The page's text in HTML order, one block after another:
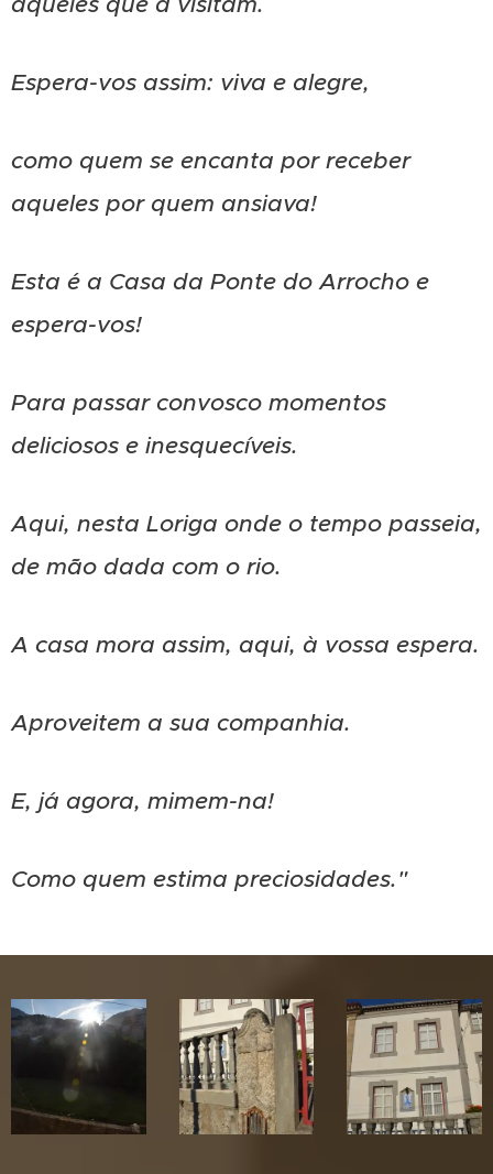
Espera-vos assim: viva e alegre,
como quem se encanta por receber
aqueles por quem ansiava!
Esta é a Casa da Ponte do Arrocho e
espera-vos!
Para passar convosco momentos
deliciosos e inesquecíveis.
Aqui, nesta Loriga onde o tempo passeia,
de mão dada com o rio.
A casa mora assim, aqui, à vossa espera.
Aproveitem a sua companhia.
E, já agora, mimem-na!
Como quem estima preciosidades."